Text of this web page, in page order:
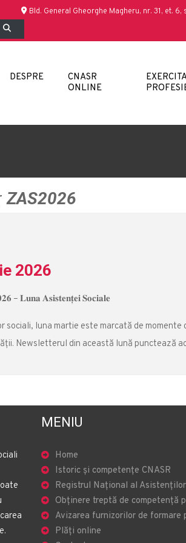
Bld. General Gheorghe Magheru, nr. 31, et.
DESPRE
CNASR
ONLINE
ZAS2026
2026
– 𝐋𝐮𝐧𝐚 𝐀𝐬𝐢𝐬𝐭𝐞𝐧𝐭̦𝐞𝐢 𝐒𝐨𝐜𝐢𝐚𝐥𝐞
sociali, luna martie este marcată de
Newsletterul din această lună punctează
MENIU
Home
Istoric și competențe CNASR
Registrul Național al
Obținere treptă de competență
Avizarea furnizorilor de formare
Plăți online